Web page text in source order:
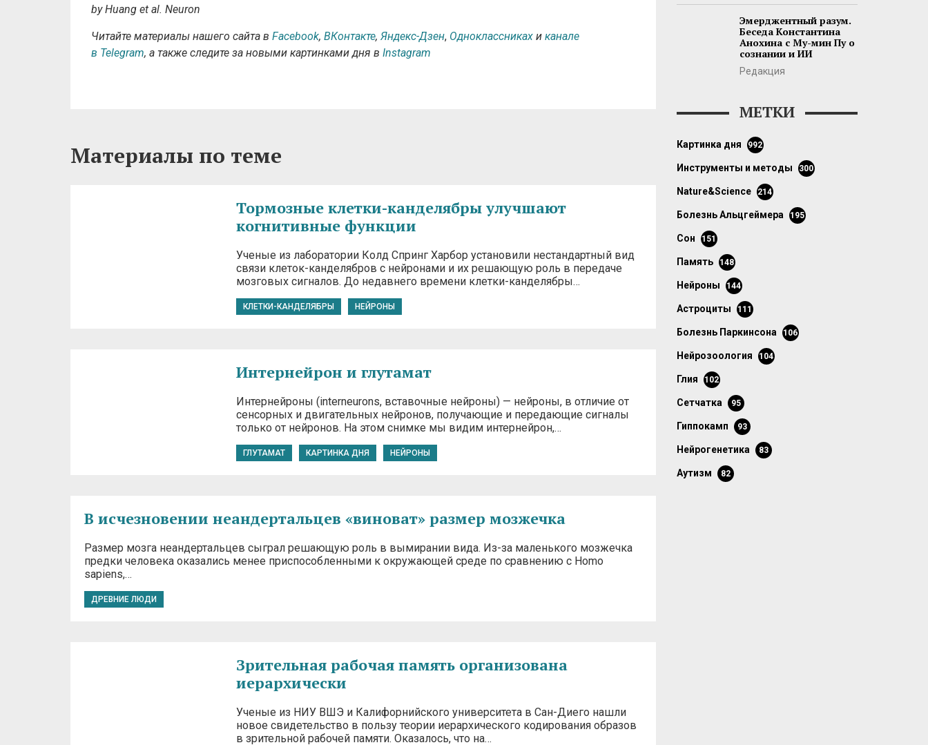
by Huang et al. Neuron
Читайте материалы нашего сайта в Facebook, ВКонтакте, Яндекс-Дзен, Одноклассниках и канале
в Telegram, а также следите за новыми картинками дня в Instagram
Материалы по теме
Тормозные клетки-канделябры улучшают
когнитивные функции
Ученые из лаборатории Колд Спринг Харбор установили нестандартный вид
связи клеток-канделябров с нейронами и их решающую роль в передаче
мозговых сигналов. До недавнего времени клетки-канделябры…
КЛЕТКИ-КАНДЕЛЯБРЫ НЕЙРОНЫ
Интернейрон и глутамат
Интернейроны (interneurons, вставочные нейроны) — нейроны, в отличие от
сенсорных и двигательных нейронов, получающие и передающие сигналы
только от нейронов. На этом снимке мы видим интернейрон,…
ГЛУТАМАТ КАРТИНКА ДНЯ НЕЙРОНЫ
В исчезновении неандертальцев «виноват» размер мозжечка
Размер мозга неандертальцев сыграл решающую роль в вымирании вида. Из-за маленького мозжечка
предки человека оказались менее приспособленными к окружающей среде по сравнению с Homo
sapiens,…
ДРЕВНИЕ ЛЮДИ
Зрительная рабочая память организована
иерархически
Ученые из НИУ ВШЭ и Калифорнийского университета в Сан-Диего нашли
новое свидетельство в пользу теории иерархического кодирования образов
в зрительной рабочей памяти. Оказалось, что на…
Эмерджентный разум.
Беседа Константина
Анохина с Му-мин Пу о
сознании и ИИ
Редакция
МЕТКИ
картинка дня 992
инструменты и методы 300
Nature&Science 214
болезнь Альцгеймера 195
сон 151
память 148
нейроны 144
астроциты 111
болезнь Паркинсона 106
нейрозоология 104
глия 102
сетчатка 95
гиппокамп 93
нейрогенетика 83
аутизм 82